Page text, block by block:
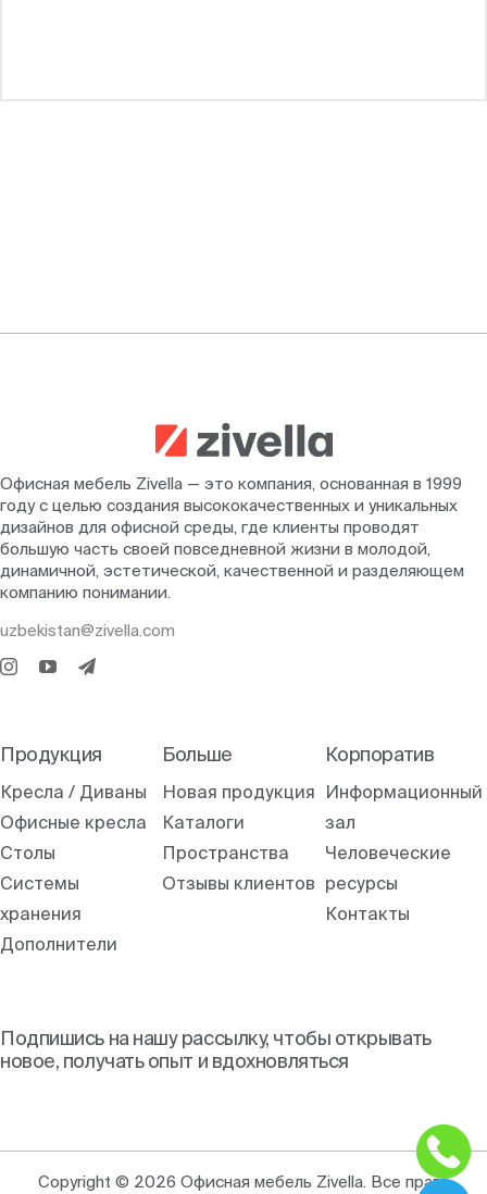
Офисная мебель Zivella — это компания, основанная в 1999
году с целью создания высококачественных и уникальных
дизайнов для офисной среды, где клиенты проводят
большую часть своей повседневной жизни в молодой,
динамичной, эстетической, качественной и разделяющем
компанию понимании.
uzbekistan@zivella.com
Продукция
Кресла / Диваны
Офисные кресла
Столы
Системы
хранения
Дополнители
Больше
Новая продукция
Каталоги
Пространства
Отзывы клиентов
Корпоратив
Информационный
зал
Человеческие
ресурсы
Контакты
Подпишись на нашу рассылку, чтобы открывать
новое, получать опыт и вдохновляться
Copyright © 2026 Офисная мебель Zivella. Все права